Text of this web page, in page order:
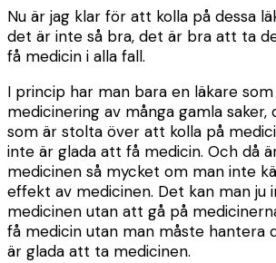
Nu är jag klar för att kolla på dessa
det är inte så bra, det är bra att ta
få medicin i alla fall.
I princip har man bara en läkare
medicinering av många gamla saker,
som är stolta över att kolla på
inte är glada att få medicin. Och då
medicinen så mycket om man inte
effekt av medicinen. Det kan man ju
medicinen utan att gå på
få medicin utan man måste hantera
är glada att ta medicinen.